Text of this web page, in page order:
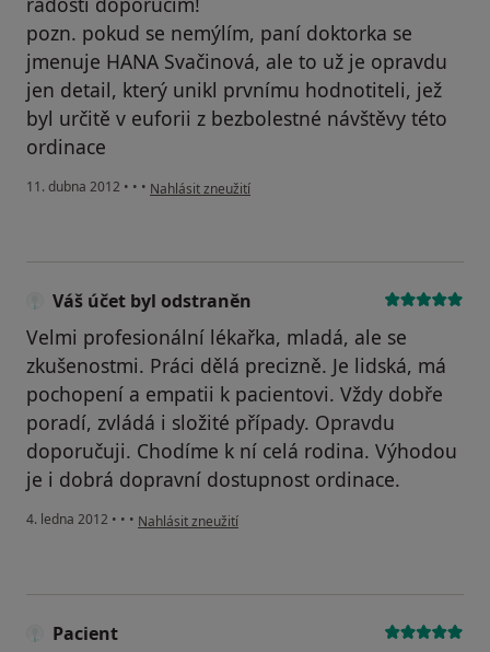
pozn. pokud se nemýlím, paní doktorka se
jmenuje HANA Svačinová, ale to už je opravdu
jen detail, který unikl prvnímu hodnotiteli, jež
byl určitě v euforii z bezbolestné návštěvy této
ordinace
11. dubna 2012 • • • podle názoru uživatele Váš účet byl odstraněn
Nahlásit zneužití
Váš účet byl odstraněn
Velmi profesionální lékařka, mladá, ale se
zkušenostmi. Práci dělá precizně. Je lidská, má
pochopení a empatii k pacientovi. Vždy dobře
poradí, zvládá i složité případy. Opravdu
doporučuji. Chodíme k ní celá rodina. Výhodou
je i dobrá dopravní dostupnost ordinace.
4. ledna 2012 • • • podle názoru uživatele Váš účet byl odstraněn
Nahlásit zneužití
Pacient